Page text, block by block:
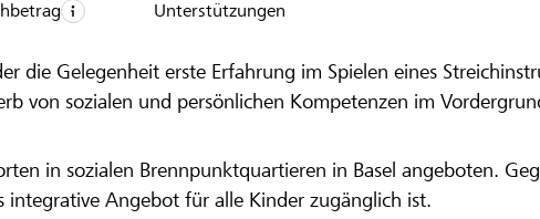
die Gelegenheit erste Erfahrung im Spielen eines
von sozialen und persönlichen Kompetenzen im
in sozialen Brennpunktquartieren in Basel angeboten.
integrative Angebot für alle Kinder zugänglich ist.
Unterstützungen